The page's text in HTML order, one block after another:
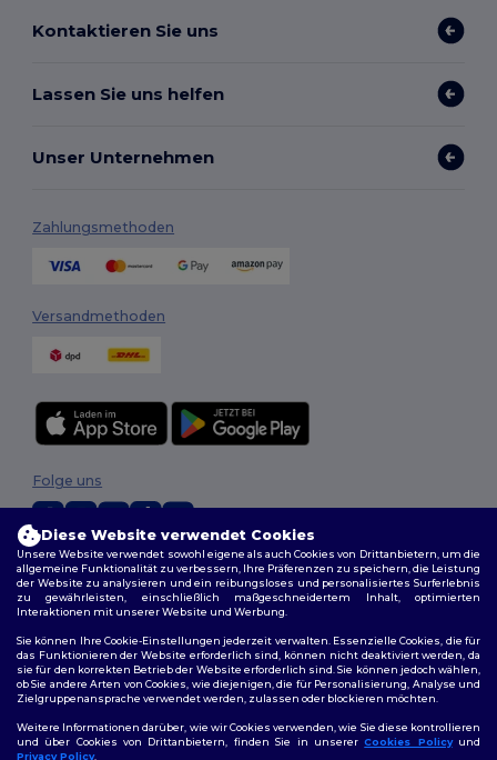
Kontaktieren Sie uns
Lassen Sie uns helfen
Unser Unternehmen
Zahlungsmethoden
Versandmethoden
2026. Alle Rechte vorbehalten
Allgemeine Geschäftsbedingungen|Personalisierungsrichtlinien|
Datenschutzbestimmungen|Cookie-Richtlinie| Site Map
Folge uns
Diese Website verwendet Cookies
Unsere Website verwendet sowohl eigene als auch Cookies von Drittanbietern, um die
allgemeine Funktionalität zu verbessern, Ihre Präferenzen zu speichern, die Leistung
der Website zu analysieren und ein reibungsloses und personalisiertes Surferlebnis
zu gewährleisten, einschließlich maßgeschneidertem Inhalt, optimierten
Interaktionen mit unserer Website und Werbung.
Sie können Ihre Cookie-Einstellungen jederzeit verwalten. Essenzielle Cookies, die für
das Funktionieren der Website erforderlich sind, können nicht deaktiviert werden, da
sie für den korrekten Betrieb der Website erforderlich sind. Sie können jedoch wählen,
ob Sie andere Arten von Cookies, wie diejenigen, die für Personalisierung, Analyse und
Zielgruppenansprache verwendet werden, zulassen oder blockieren möchten.
Weitere Informationen darüber, wie wir Cookies verwenden, wie Sie diese kontrollieren
und über Cookies von Drittanbietern, finden Sie in unsererCookies Policyund
Privacy Policy.